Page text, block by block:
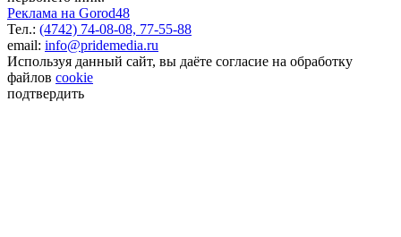
Реклама на Gorod48
Тел.: (4742) 74-08-08, 77-55-88
email: info@pridemedia.ru
Используя данный сайт, вы даёте согласие на обработку
файлов cookie
подтвердить